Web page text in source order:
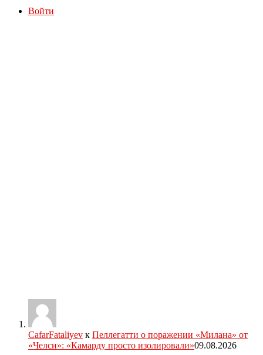
Войти
CafarFataliyev к Пеллегатти о поражении «Милана» от
«Челси»: «Камарду просто изолировали»09.08.2026